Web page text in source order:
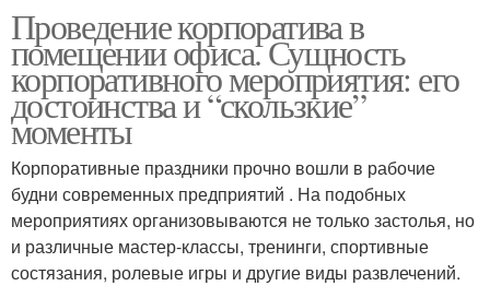
Проведение корпоратива в
помещении офиса. Сущность
корпоративного мероприятия: его
достоинства и “скользкие”
моменты
Корпоративные праздники прочно вошли в рабочие
будни современных предприятий . На подобных
мероприятиях организовываются не только застолья, но
и различные мастер-классы, тренинги, спортивные
состязания, ролевые игры и другие виды развлечений.